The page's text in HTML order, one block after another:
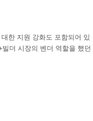
한 지원 강화도 포함되어 있
더 시장의 벤더 역할을 했던